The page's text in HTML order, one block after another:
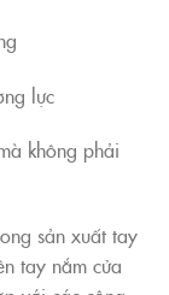
lực
không phải
sản xuất tay
tay nắm cửa